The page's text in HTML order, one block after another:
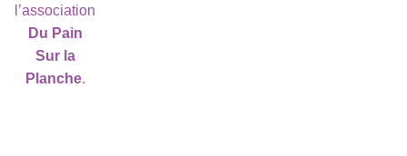
l’association
Du Pain
Sur la
Planche.